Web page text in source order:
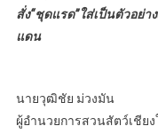
สั่ง“ชุดแรด”ใส่เป็นตัวอย่
แดน
นายวุฒิชัย ม่วงมัน
ผู้อำนวยการสวนสัตว์เชียง